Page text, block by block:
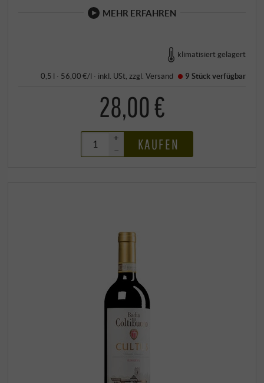
MEHR ERFAHREN
klimatisiert gelagert
0,5 l · 56,00 €/l · inkl. USt , zzgl.Versand 9 Stückverfügbar
28,00 €
+
–
KAUFEN